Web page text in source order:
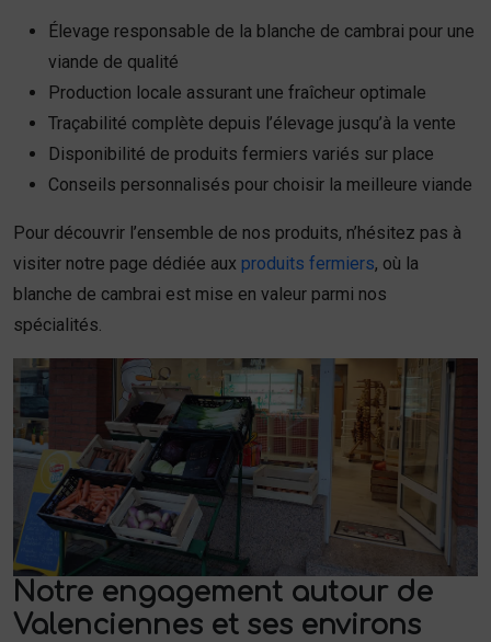
Élevage responsable de la blanche de cambrai pour une
viande de qualité
Production locale assurant une fraîcheur optimale
Traçabilité complète depuis l’élevage jusqu’à la vente
Disponibilité de produits fermiers variés sur place
Conseils personnalisés pour choisir la meilleure viande
Pour découvrir l’ensemble de nos produits, n’hésitez pas à
visiter notre page dédiée aux produits fermiers, où la
blanche de cambrai est mise en valeur parmi nos
spécialités.
Notre engagement autour de
Valenciennes et ses environs